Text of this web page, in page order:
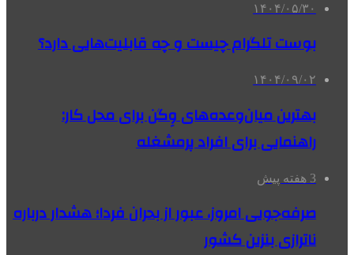
۱۴۰۴/۰۵/۳۰
بوست تلگرام چیست و چه قابلیت‌هایی دارد؟
۱۴۰۴/۰۹/۰۲
بهترین میان‌وعده‌های وِگن برای محل کار:
راهنمایی برای افراد پرمشغله
3 هفته پیش
صرفه‌جویی امروز، عبور از بحران فردا؛ هشدار درباره
ناترازی بنزین کشور